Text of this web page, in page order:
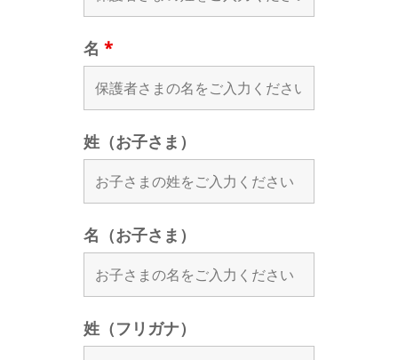
名 *
姓（お子さま）
名（お子さま）
姓（フリガナ）